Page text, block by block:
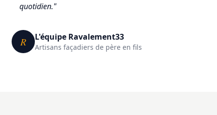
quotidien."
R L'équipe Ravalement33
Artisans façadiers de père en fils